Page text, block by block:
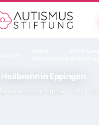
in Eppingen
116 (1.